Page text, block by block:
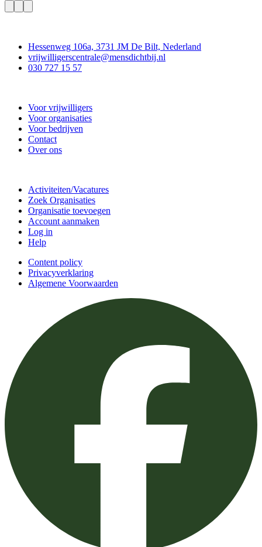
Hessenweg 106a, 3731 JM De Bilt, Nederland
vrijwilligerscentrale@mensdichtbij.nl
030 727 15 57
Voor vrijwilligers
Voor organisaties
Voor bedrijven
Contact
Over ons
Activiteiten/Vacatures
Zoek Organisaties
Organisatie toevoegen
Account aanmaken
Log in
Help
Content policy
Privacyverklaring
Algemene Voorwaarden